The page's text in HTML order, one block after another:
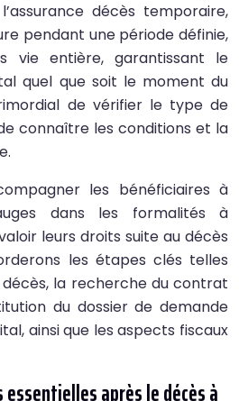
décès temporaire,
pendant une période définie,
vie entière, garantissant le
quel que soit le moment du
de vérifier le type de
connaître les conditions et la
les bénéficiaires à
dans les formalités à
leurs droits suite au décès
les étapes clés telles
la recherche du contrat
du dossier de demande
ainsi que les aspects fiscaux
après le décès à